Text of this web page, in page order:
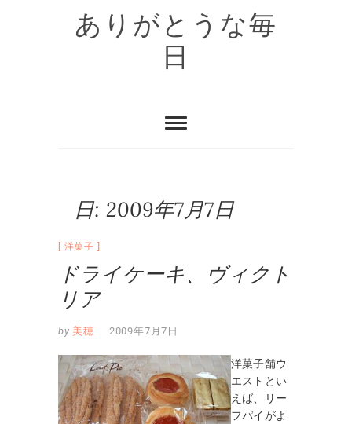
ありがとうな毎
日
日: 2009年7月7日
洋菓子
ドライケーキ、ヴィクト
リア
by 美穂 2009年7月7日
洋菓子舗ウ
エストとい
えば、リー
フパイがよ